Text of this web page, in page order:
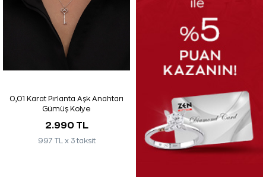
0,01 Karat Pırlanta Aşk Anahtarı
Gümüş Kolye
2.990 TL
997 TL x 3 taksit